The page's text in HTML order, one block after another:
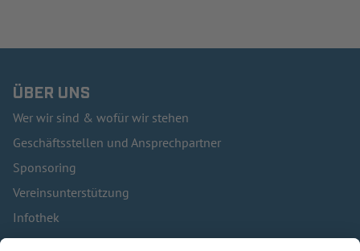
ÜBER UNS
Wer wir sind & wofür wir stehen
Geschäftsstellen und Ansprechpartner
Sponsoring
Vereinsunterstützung
Infothek
Kontakt